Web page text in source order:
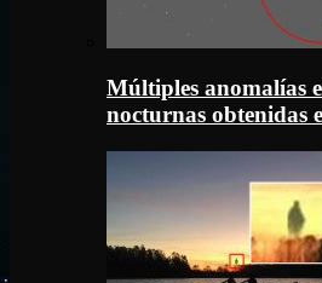
Múltiples anomalías
nocturnas obtenidas